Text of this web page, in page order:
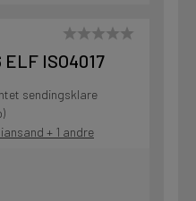
ISO4017
sendingsklare
+ 1 andre